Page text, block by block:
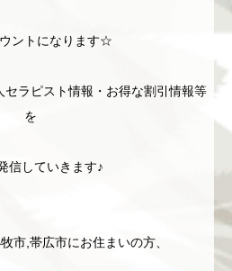
ントになります☆
ラピスト情報・お得な割引情報等
を
信していきます♪
市,帯広市にお住まいの方、